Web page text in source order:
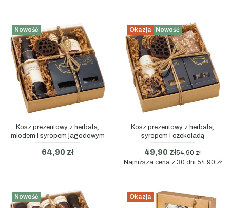
Nowość
Kosz prezentowy z herbatą,
miodem i syropem jagodowym
64,90 zł
Okazja Nowość
Kosz prezentowy z herbatą,
syropem i czekoladą
49,90 zł54,90 zł
Najniższa cena z 30 dni:54,90 zł
Nowość Okazja